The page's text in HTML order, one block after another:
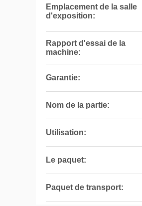
Emplacement de la salle
d'exposition:
Rapport d'essai de la
machine:
Garantie:
Nom de la partie:
Utilisation:
Le paquet:
Paquet de transport: